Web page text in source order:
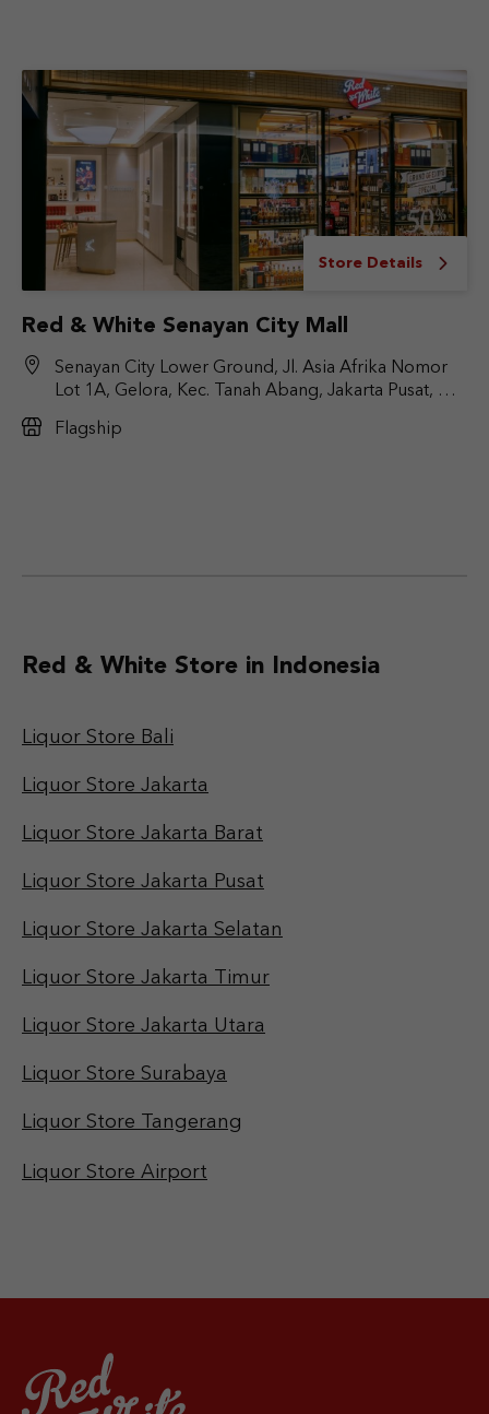
Store Details
Red & White Senayan City Mall
Senayan City Lower Ground, Jl. Asia Afrika Nomor
Lot 1A, Gelora, Kec. Tanah Abang, Jakarta Pusat, DKI
Flagship
Red & White Store in Indonesia
Liquor Store Bali
Liquor Store Jakarta
Liquor Store Jakarta Barat
Liquor Store Jakarta Pusat
Liquor Store Jakarta Selatan
Liquor Store Jakarta Timur
Liquor Store Jakarta Utara
Liquor Store Surabaya
Liquor Store Tangerang
Liquor Store Airport